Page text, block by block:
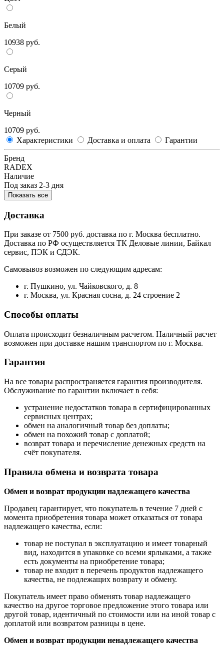
Белый
10938 руб.
Серый
10709 руб.
Черный
10709 руб.
Характеристики
Доставка и оплата Гарантии
Бренд
RADEX
Наличие
Под заказ 2-3 дня
Показать все
Доставка
При заказе от 7500 руб. доставка по г. Москва бесплатно.
Доставка по РФ осуществляется ТК Деловые линии, Байкал
сервис, ПЭК и СДЭК.
Самовывоз возможен по следующим адресам:
г. Пушкино, ул. Чайковского, д. 8
г. Москва, ул. Красная сосна, д. 24 строение 2
Способы оплаты
Оплата происходит безналичным расчетом. Наличный расчет
возможен при доставке нашим транспортом по г. Москва.
Гарантия
На все товары распространяется гарантия производителя.
Обслуживание по гарантии включает в себя:
устранение недостатков товара в сертифицированных
сервисных центрах;
обмен на аналогичный товар без доплаты;
обмен на похожий товар с доплатой;
возврат товара и перечисление денежных средств на
счёт покупателя.
Правила обмена и возврата товара
Обмен и возврат продукции надлежащего качества
Продавец гарантирует, что покупатель в течение 7 дней с
момента приобретения товара может отказаться от товара
надлежащего качества, если:
товар не поступал в эксплуатацию и имеет товарный
вид, находится в упаковке со всеми ярлыками, а также
есть документы на приобретение товара;
товар не входит в перечень продуктов надлежащего
качества, не подлежащих возврату и обмену.
Покупатель имеет право обменять товар надлежащего
качество на другое торговое предложение этого товара или
другой товар, идентичный по стоимости или на иной товар с
доплатой или возвратом разницы в цене.
Обмен и возврат продукции ненадлежащего качества